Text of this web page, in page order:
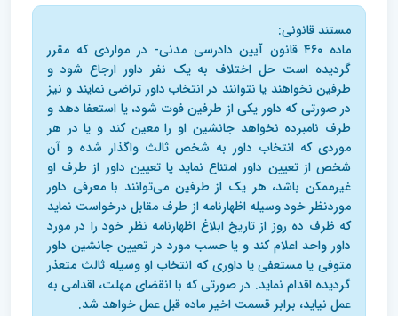
مستند قانونی:
ماده ۴۶۰ قانون آیین دادرسی مدنی- در مواردی که مقرر
گردیده است حل اختلاف به یک نفر داور ارجاع شود و
طرفین نخواهند یا نتوانند در انتخاب داور تراضی نمایند و نیز
در صورتی که داور یکی از طرفین فوت شود، یا استعفا دهد و
طرف نامبرده نخواهد جانشین او را معین کند و یا در هر
موردی که انتخاب داور به شخص ثالث واگذار شده و آن
شخص از تعیین داور امتناع نماید یا تعیین داور از طرف او
غیرممکن باشد، هر یک از طرفین می‌توانند با معرفی داور
موردنظر خود وسیله اظهارنامه از طرف مقابل درخواست نماید
که ظرف ده روز از تاریخ ابلاغ اظهارنامه نظر خود را در مورد
داور واحد اعلام کند و یا حسب مورد در تعیین جانشین داور
متوفی یا مستعفی یا داوری که انتخاب او وسیله ثالث متعذر
گردیده اقدام نماید. در صورتی که با انقضای مهلت،‌ اقدامی به
عمل نیاید،‌ برابر قسمت اخیر ماده قبل عمل خواهد شد.